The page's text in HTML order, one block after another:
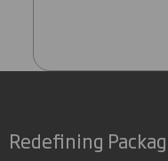
Redefining